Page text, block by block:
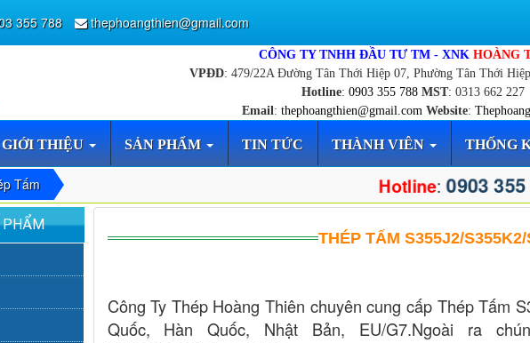
CÔNG TY TNHH ĐẦU TƯ TM - XNK HOÀNG
VPĐD: 479/22A Đường Tân Thới Hiệp 07, Phường Tân Thới
Hotline: 0903 355 788 MST: 0313 662 227
Email: thephoangthien@gmail.com Website:
GIỚI THIỆU SẢN PHẨM TIN TỨC THÀNH VIÊN THỐNG
355 788 thephoangthien@gmail.com
Tấm Hotline:0903
THÉP TẤM S355J2/
Công Ty Thép Hoàng Thiên chuyên cung cấp Thép Tấm
Quốc, Hàn Quốc, Nhật Bản, EU/G7.Ngoài ra
PHẨM